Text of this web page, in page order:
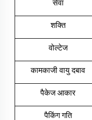
सेवा
शक्ति
वोल्टेज
कामकाजी वायु दबाव
पैकेज आकार
पैकिंग गति